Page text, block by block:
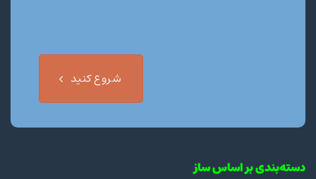
شروع کنید
دسته‌بندی بر اساس ساز